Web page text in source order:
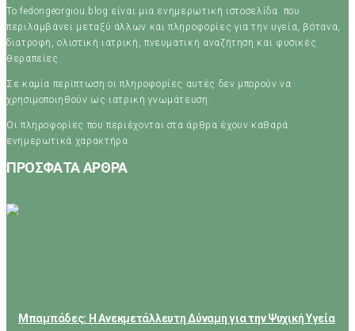
Το fedongeorgiou.blog είναι μια ενημερωτική ιστοσελίδα που
περιλαμβάνει μεταξύ άλλων και πληροφορίες για την υγεία, βότανα,
διατροφή, ολιστική ιατρική, πνευματική αναζήτηση και φυσικές
θεραπείες.
Σε καμία περίπτωση οι πληροφορίες αυτές δεν μπορούν να
χρησιμοποιηθούν ως ιατρική γνωμάτευση.
Οι πληροφορίες που περιέχονται στα άρθρα έχουν καθαρά
ενημερωτικά χαρακτήρα.
ΠΡΟΣΦΑΤΑ ΑΡΘΡΑ
Μπαμπάδες: Η Ανεκμετάλλευτη Δύναμη για την Ψυχική Υγεία